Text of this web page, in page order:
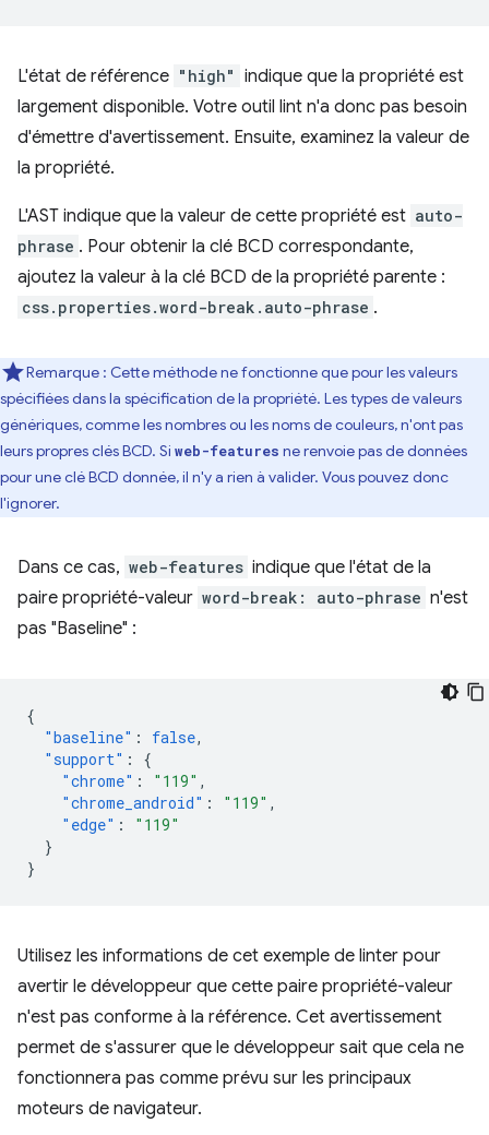
L'état de référence "high" indique que la propriété est
largement disponible. Votre outil lint n'a donc pas besoin
d'émettre d'avertissement. Ensuite, examinez la valeur de
la propriété.
L'AST indique que la valeur de cette propriété est auto-
phrase . Pour obtenir la clé BCD correspondante,
ajoutez la valeur à la clé BCD de la propriété parente :
css.properties.word-break.auto-phrase .
Remarque : Cette méthode ne fonctionne que pour les valeurs
spécifiées dans la spécification de la propriété. Les types de valeurs
génériques, comme les nombres ou les noms de couleurs, n'ont pas
leurs propres clés BCD. Si web-features ne renvoie pas de données
pour une clé BCD donnée, il n'y a rien à valider. Vous pouvez donc
l'ignorer.
Dans ce cas, web-features indique que l'état de la
paire propriété-valeur word-break: auto-phrase n'est
pas "Baseline" :
{
"baseline" : false,
"support" :
{
"chrome" : "119" ,
"chrome_android" : "119" ,
"edge" :
"119"
}
}
Utilisez les informations de cet exemple de linter pour
avertir le développeur que cette paire propriété-valeur
n'est pas conforme à la référence. Cet avertissement
permet de s'assurer que le développeur sait que cela ne
fonctionnera pas comme prévu sur les principaux
moteurs de navigateur.